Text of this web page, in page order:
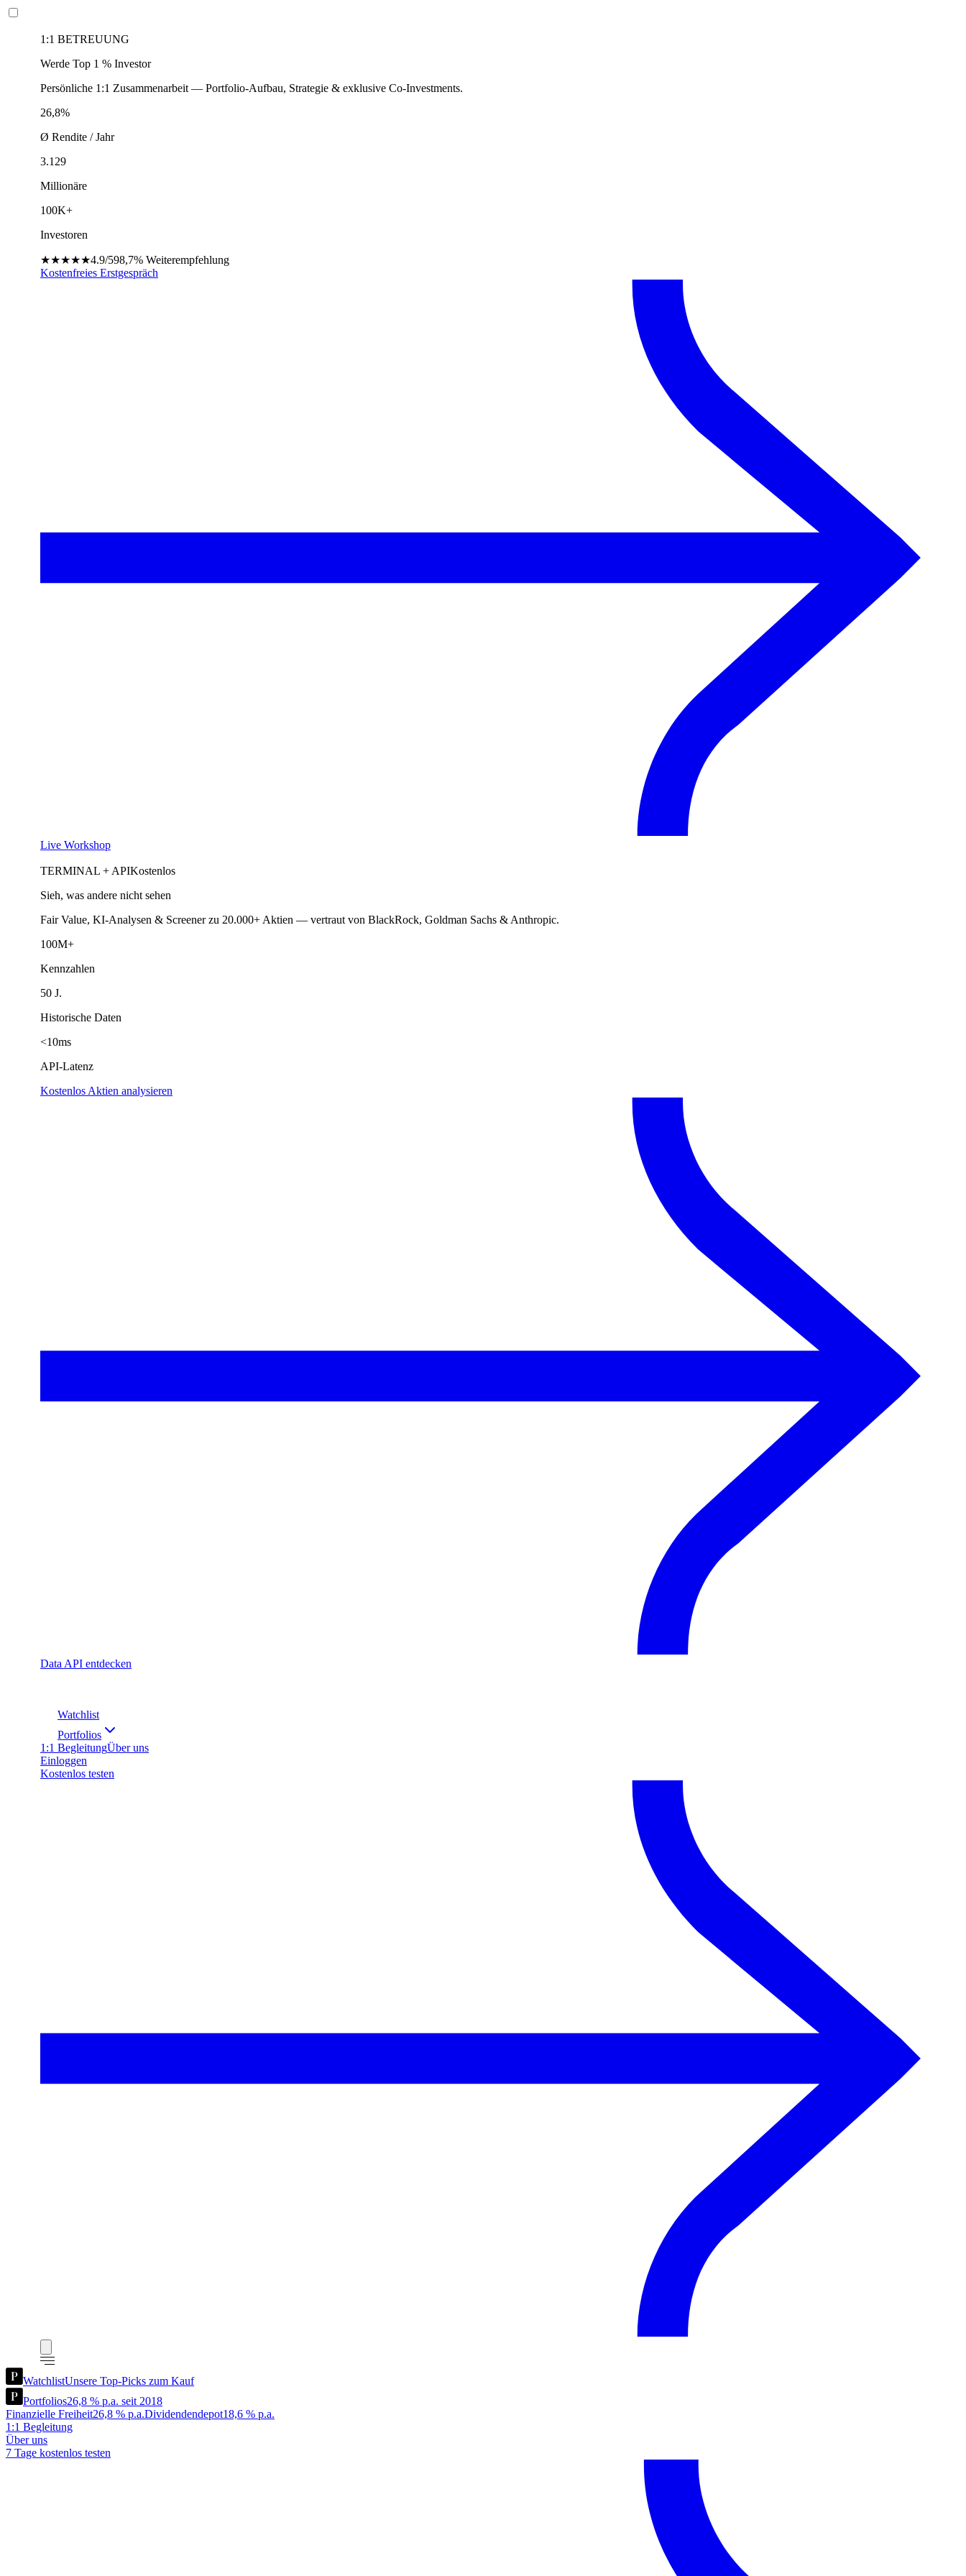
1:1 BETREUUNG
Werde Top 1 % Investor
Persönliche 1:1 Zusammenarbeit — Portfolio-Aufbau, Strategie & exklusive Co-Investments.
26,8%
Ø Rendite / Jahr
3.129
Millionäre
100K+
Investoren
★★★★★4.9/598,7% Weiterempfehlung
Kostenfreies Erstgespräch
Live Workshop
TERMINAL + APIKostenlos
Sieh, was andere nicht sehen
Fair Value, KI-Analysen & Screener zu 20.000+ Aktien — vertraut von BlackRock, Goldman Sachs & Anthropic.
100M+
Kennzahlen
50 J.
Historische Daten
<10ms
API-Latenz
Kostenlos Aktien analysieren
Data API entdecken
Watchlist
Portfolios
1:1 BegleitungÜber uns
Einloggen
Kostenlos testen
WatchlistUnsere Top-Picks zum Kauf
Portfolios26,8 % p.a. seit 2018
Finanzielle Freiheit26,8 % p.a.Dividendendepot18,6 % p.a.
1:1 Begleitung
Über uns
7 Tage kostenlos testen